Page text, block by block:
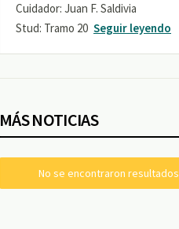
Cuidador: Juan F. Saldivia
Stud: Tramo 20 Seguir leyendo
MÁS NOTICIAS
No se encontraron resultados